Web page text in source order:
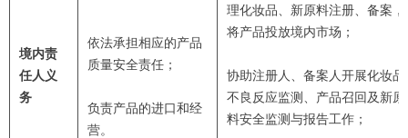
境内责
任人义
务
依法承担相应的产品
质量安全责任；
负责产品的进口和经
营。
理化妆品、新原料注册、备案，
将产品投放境内市场；
协助注册人、备案人开展化妆品
不良反应监测、产品召回及新原
料安全监测与报告工作；